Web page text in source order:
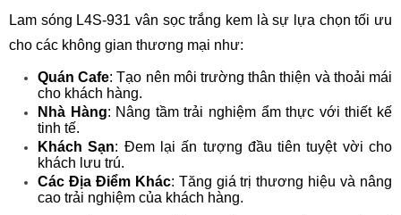
Lam sóng L4S-931 vân sọc trắng kem là sự lựa chọn tối ưu
cho các không gian thương mại như:
Quán Cafe: Tạo nên môi trường thân thiện và thoải mái
cho khách hàng.
Nhà Hàng: Nâng tầm trải nghiệm ẩm thực với thiết kế
tinh tế.
Khách Sạn: Đem lại ấn tượng đầu tiên tuyệt vời cho
khách lưu trú.
Các Địa Điểm Khác: Tăng giá trị thương hiệu và nâng
cao trải nghiệm của khách hàng.